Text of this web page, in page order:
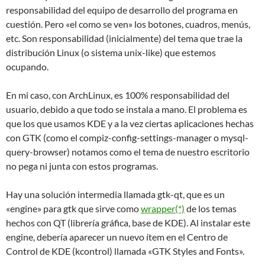
responsabilidad del equipo de desarrollo del programa en
cuestión. Pero «el como se ven» los botones, cuadros, menús,
etc. Son responsabilidad (inicialmente) del tema que trae la
distribución Linux (o sistema unix-like) que estemos
ocupando.
En mi caso, con ArchLinux, es 100% responsabilidad del
usuario, debido a que todo se instala a mano. El problema es
que los que usamos KDE y a la vez ciertas aplicaciones hechas
con GTK (como el compiz-config-settings-manager o mysql-
query-browser) notamos como el tema de nuestro escritorio
no pega ni junta con estos programas.
Hay una solución intermedia llamada gtk-qt, que es un
«engine» para gtk que sirve comowrapper(*) de los temas
hechos con QT (librería gráfica, base de KDE). Al instalar este
engine, debería aparecer un nuevo ítem en el Centro de
Control de KDE (kcontrol) llamada «GTK Styles and Fonts».